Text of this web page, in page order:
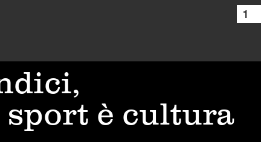
1
sport è cultura